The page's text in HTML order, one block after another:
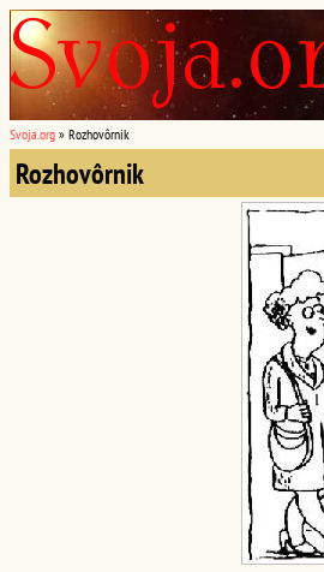
Svoja.org » Rozhovôrnik
Rozhovôrnik